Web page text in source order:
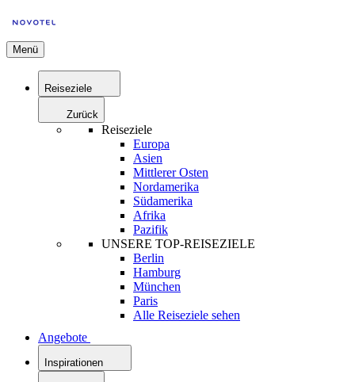
Menü
Reiseziele
Zurück
Reiseziele
Europa
Asien
Mittlerer Osten
Nordamerika
Südamerika
Afrika
Pazifik
UNSERE TOP-REISEZIELE
Berlin
Hamburg
München
Paris
Alle Reiseziele sehen
Angebote
Inspirationen